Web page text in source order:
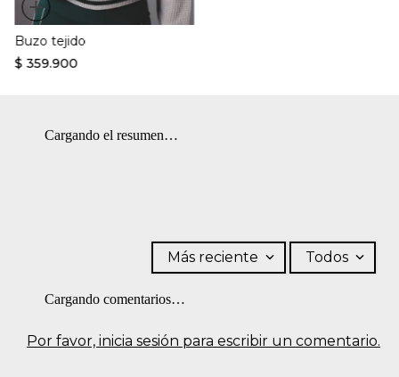
+
Buzo tejido
$ 359.900
Cargando el resumen…
Por favor, inicia sesión para escribir un comentario.
Más reciente Todos
Cargando comentarios…